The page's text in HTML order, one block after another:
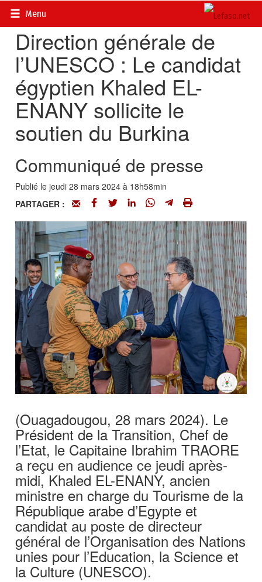
Menu
Accueil>
Direction générale de
l’UNESCO : Le candidat
égyptien Khaled EL-
ENANY sollicite le
soutien du Burkina
Communiqué de presse
Publié le jeudi 28 mars 2024 à 18h58min
PARTAGER :
(Ouagadougou, 28 mars 2024). Le
Président de la Transition, Chef de
l’Etat, le Capitaine Ibrahim TRAORE
a reçu en audience ce jeudi après-
midi, Khaled EL-ENANY, ancien
ministre en charge du Tourisme de la
République arabe d’Egypte et
candidat au poste de directeur
général de l’Organisation des Nations
unies pour l’Education, la Science et
la Culture (UNESCO).